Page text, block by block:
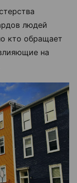
людей
кто обращает
на